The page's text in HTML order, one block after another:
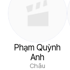
Phạm Quỳnh
Anh
Châu